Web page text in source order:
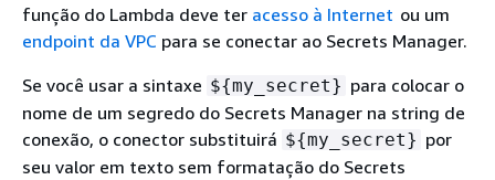
função do Lambda deve ter acesso à Internet ou um
endpoint da VPC para se conectar ao Secrets Manager.
Se você usar a sintaxe ${my_secret} para colocar o
nome de um segredo do Secrets Manager na string de
conexão, o conector substituirá ${my_secret} por
seu valor em texto sem formatação do Secrets